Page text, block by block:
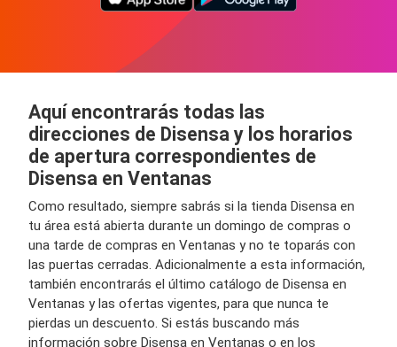
Aquí encontrarás todas las
direcciones de Disensa y los horarios
de apertura correspondientes de
Disensa en Ventanas
Como resultado, siempre sabrás si la tienda Disensa en
tu área está abierta durante un domingo de compras o
una tarde de compras en Ventanas y no te toparás con
las puertas cerradas. Adicionalmente a esta información,
también encontrarás el último catálogo de Disensa en
Ventanas y las ofertas vigentes, para que nunca te
pierdas un descuento. Si estás buscando más
información sobre Disensa en Ventanas o en los